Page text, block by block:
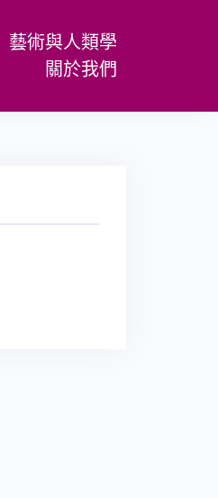
藝術與人類學
關於我們